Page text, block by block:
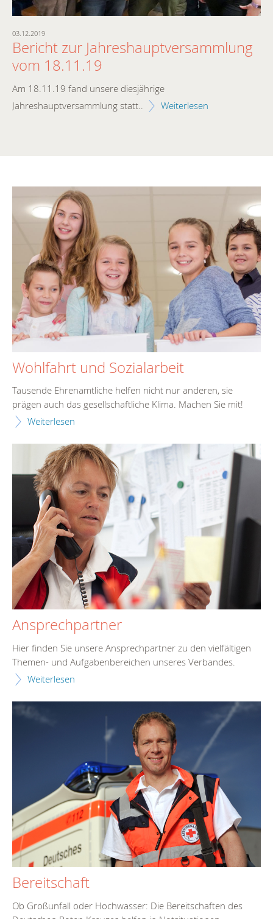
03.12.2019
Bericht zur Jahreshauptversammlung
vom 18.11.19
Am 18.11.19 fand unsere diesjährige
Jahreshauptversammlung statt..
Weiterlesen
Wohlfahrt und Sozialarbeit
Tausende Ehrenamtliche helfen nicht nur anderen, sie
prägen auch das gesellschaftliche Klima. Machen Sie mit!
Weiterlesen
Ansprechpartner
Hier finden Sie unsere Ansprechpartner zu den vielfältigen
Themen- und Aufgabenbereichen unseres Verbandes.
Weiterlesen
Bereitschaft
Ob Großunfall oder Hochwasser: Die Bereitschaften des